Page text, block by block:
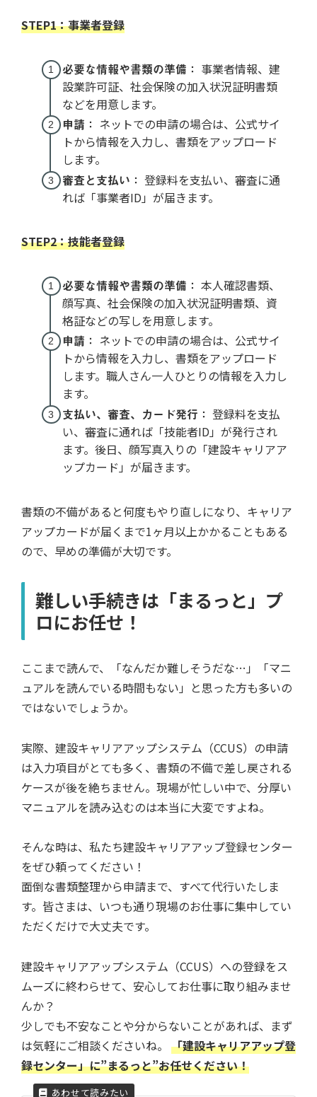
STEP1：事業者登録
必要な情報や書類の準備： 事業者情報、建
設業許可証、社会保険の加入状況証明書類
などを用意します。
申請： ネットでの申請の場合は、公式サイ
トから情報を入力し、書類をアップロード
します。
審査と支払い： 登録料を支払い、審査に通
れば「事業者ID」が届きます。
STEP2：技能者登録
必要な情報や書類の準備： 本人確認書類、
顔写真、社会保険の加入状況証明書類、資
格証などの写しを用意します。
申請： ネットでの申請の場合は、公式サイ
トから情報を入力し、書類をアップロード
します。職人さん一人ひとりの情報を入力し
ます。
支払い、審査、カード発行： 登録料を支払
い、審査に通れば「技能者ID」が発行され
ます。後日、顔写真入りの「建設キャリアア
ップカード」が届きます。
書類の不備があると何度もやり直しになり、キャリア
アップカードが届くまで1ヶ月以上かかることもある
ので、早めの準備が大切です。
難しい手続きは「まるっと」プ
ロにお任せ！
ここまで読んで、「なんだか難しそうだな…」「マニ
ュアルを読んでいる時間もない」と思った方も多いの
ではないでしょうか。
実際、建設キャリアアップシステム（CCUS）の申請
は入力項目がとても多く、書類の不備で差し戻される
ケースが後を絶ちません。現場が忙しい中で、分厚い
マニュアルを読み込むのは本当に大変ですよね。
そんな時は、私たち建設キャリアアップ登録センター
をぜひ頼ってください！
面倒な書類整理から申請まで、すべて代行いたしま
す。皆さまは、いつも通り現場のお仕事に集中してい
ただくだけで大丈夫です。
建設キャリアアップシステム（CCUS）への登録をス
ムーズに終わらせて、安心してお仕事に取り組みませ
んか？
少しでも不安なことや分からないことがあれば、まず
は気軽にご相談くださいね。 「建設キャリアアップ登
録センター」に”まるっと”お任せください！